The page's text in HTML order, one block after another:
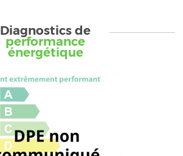
Diagnostics de
performance
énergétique